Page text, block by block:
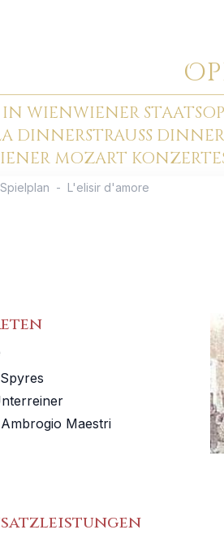
O
IN WIENWIENER
DINNERSTRAUSS
MOZART KONZERTE
Spielplan - L'elisir d'amore
Ambrogio Maestri